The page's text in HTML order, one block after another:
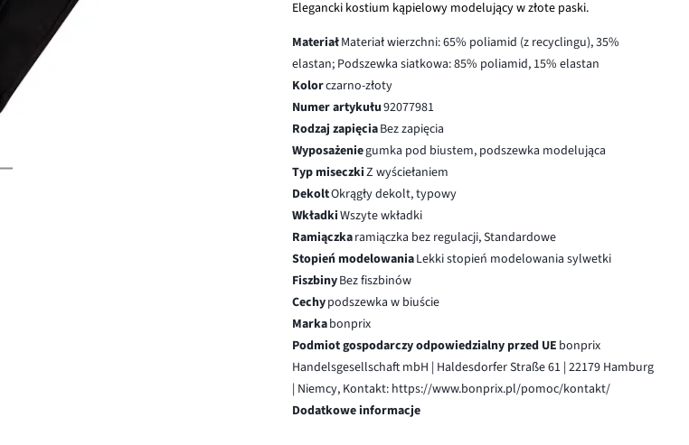
Elegancki kostium kąpielowy modelujący w złote paski.
MateriałMateriał wierzchni: 65% poliamid (z recyclingu), 35%
elastan; Podszewka siatkowa: 85% poliamid, 15% elastan
Kolorczarno-złoty
Numer artykułu92077981
Rodzaj zapięciaBez zapięcia
Wyposażeniegumka pod biustem, podszewka modelująca
Typ miseczkiZ wyściełaniem
DekoltOkrągły dekolt, typowy
WkładkiWszyte wkładki
Ramiączkaramiączka bez regulacji, Standardowe
Stopień modelowaniaLekki stopień modelowania sylwetki
FiszbinyBez fiszbinów
Cechypodszewka w biuście
Markabonprix
Podmiot gospodarczy odpowiedzialny przed UE bonprix
Handelsgesellschaft mbH | Haldesdorfer Straße 61 | 22179 Hamburg
| Niemcy, Kontakt: https://www.bonprix.pl/pomoc/kontakt/
Dodatkowe informacje